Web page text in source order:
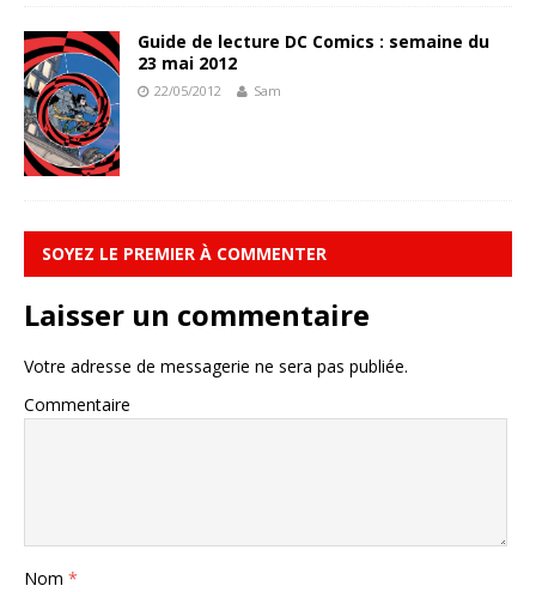
Guide de lecture DC Comics : semaine du
23 mai 2012
22/05/2012 Sam
SOYEZ LE PREMIER À COMMENTER
Laisser un commentaire
Votre adresse de messagerie ne sera pas publiée.
Commentaire
Nom *